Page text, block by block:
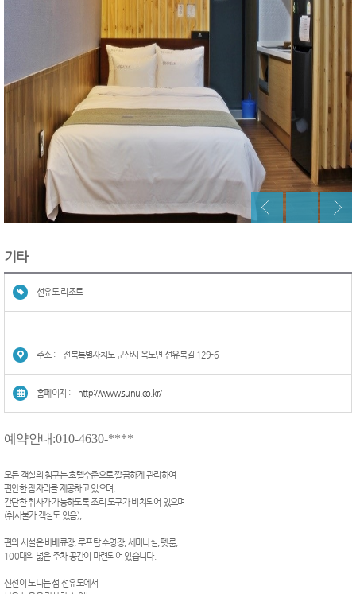
기타
선유도 리조트
주소 : 전북특별자치도 군산시 옥도면 선유북길 129-6
홈페이지 : http://www.sunu.co.kr/
예약안내:010-4630-****
모든 객실의 침구는 호텔수준으로 깔끔하게 관리하여
편안한 잠자리를 제공하고 있으며,
간단한 취사가 가능하도록 조리 도구가 비치되어 있으며
(취사불가 객실도 있음),
편의 시설은 바베큐장, 루프탑 수영장, 세미나실, 펫룸,
100대의 넓은 주차 공간이 마련되어 있습니다.
신선이 노니는 섬 선유도에서